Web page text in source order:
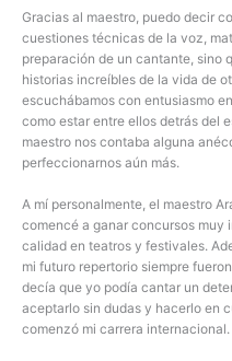
Gracias al maestro, puedo decir
cuestiones técnicas de la voz,
preparación de un cantante, sino
historias increíbles de la vida de
escuchábamos con entusiasmo
como estar entre ellos detrás del
maestro nos contaba alguna
perfeccionarnos aún más.
A mí personalmente, el maestro
comencé a ganar concursos muy
calidad en teatros y festivales.
mi futuro repertorio siempre
decía que yo podía cantar un
aceptarlo sin dudas y hacerlo en
comenzó mi carrera internacional.